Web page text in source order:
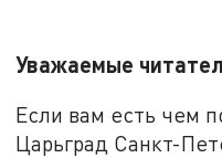
Уважаемые
Если вам есть чем
Царьград Санкт-